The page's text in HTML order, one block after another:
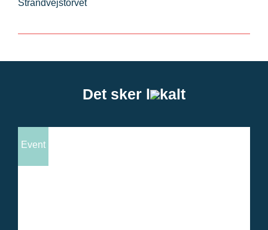
Strandvejstorvet
Det sker l kalt
Event